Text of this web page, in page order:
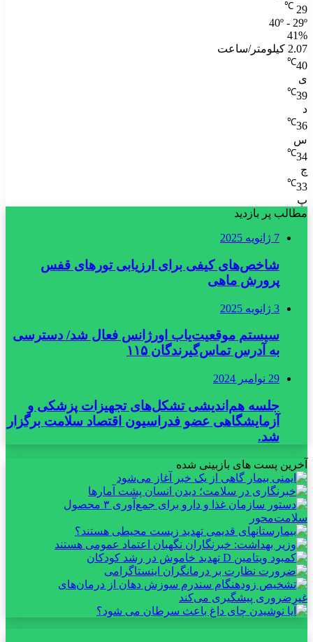
29
℃
40º - 29º
41%
2.07 کیلومتر/ساعت
40
℃
ی
39
℃
د
36
℃
س
34
℃
چ
33
℃
پ
مطالب پر بازدید
7 ژانویه 2025
شاخص‌های کیفی برای ارزیابی تورهای قفس
پرورش ماهی
3 ژانویه 2025
سیستم موقعیت‌یاب اورژانس فعال شد/ دسترسی
به آدرس تماس‌گیرندگان ۱۱۵
29 نوامبر 2024
جلسه هم‌اندیشی تشکل‌های تجهیزات پزشکی و
آزمایشگاهی عضو فدراسیون اقتصاد سلامت برگزار
شد.
آخرین پست های بازبینی شده